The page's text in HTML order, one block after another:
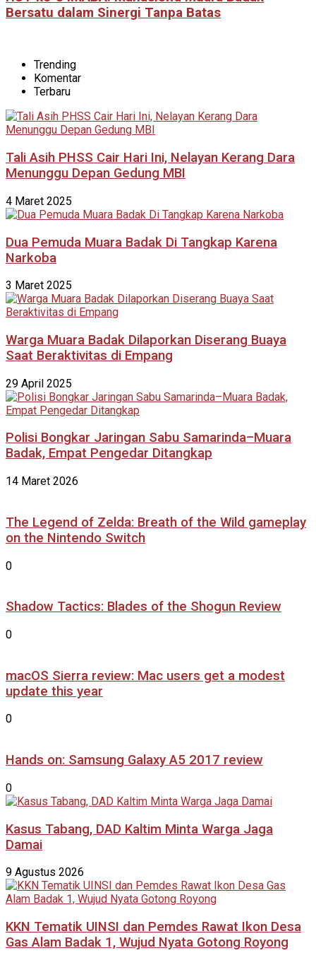
Bersatu dalam Sinergi Tanpa Batas
Trending
Komentar
Terbaru
Tali Asih PHSS Cair Hari Ini, Nelayan Kerang Dara
Menunggu Depan Gedung MBI
4 Maret 2025
Dua Pemuda Muara Badak Di Tangkap Karena
Narkoba
3 Maret 2025
Warga Muara Badak Dilaporkan Diserang Buaya
Saat Beraktivitas di Empang
29 April 2025
Polisi Bongkar Jaringan Sabu Samarinda–Muara
Badak, Empat Pengedar Ditangkap
14 Maret 2026
The Legend of Zelda: Breath of the Wild gameplay
on the Nintendo Switch
0
Shadow Tactics: Blades of the Shogun Review
0
macOS Sierra review: Mac users get a modest
update this year
0
Hands on: Samsung Galaxy A5 2017 review
0
Kasus Tabang, DAD Kaltim Minta Warga Jaga
Damai
9 Agustus 2026
KKN Tematik UINSI dan Pemdes Rawat Ikon Desa
Gas Alam Badak 1, Wujud Nyata Gotong Royong